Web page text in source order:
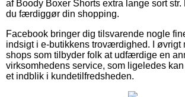
af Boody Boxer Shorts extra lange sort str.
du færdiggør din shopping.
Facebook bringer dig tilsvarende nogle
indsigt i e-butikkens troværdighed. I øvrigt
shops som tilbyder folk at udfærdige en
virksomhedens service, som ligeledes
et indblik i kundetilfredsheden.